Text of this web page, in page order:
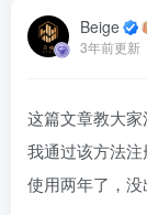
Beige
3年前更新
这篇文章教大家
我通过该方法
使用两年了，没